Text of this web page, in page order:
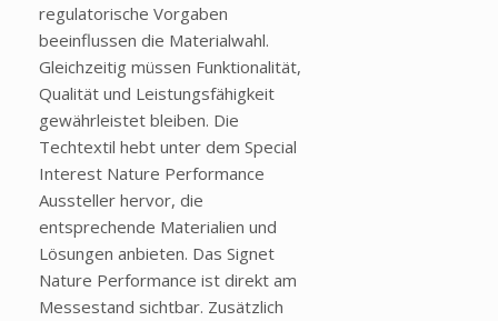
regulatorische Vorgaben
beeinflussen die Materialwahl.
Gleichzeitig müssen Funktionalität,
Qualität und Leistungsfähigkeit
gewährleistet bleiben. Die
Techtextil hebt unter dem Special
Interest Nature Performance
Aussteller hervor, die
entsprechende Materialien und
Lösungen anbieten. Das Signet
Nature Performance ist direkt am
Messestand sichtbar. Zusätzlich